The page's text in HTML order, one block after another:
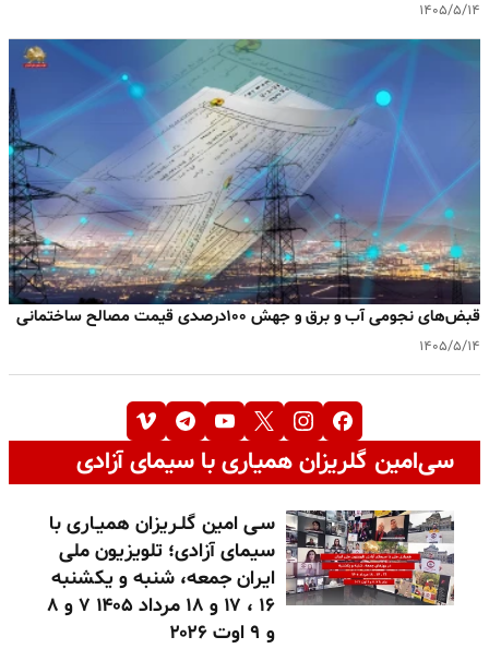
۱۴۰۵/۵/۱۴
قبض‌های نجومی آب و برق و جهش ۱۰۰درصدی قیمت مصالح ساختمانی
۱۴۰۵/۵/۱۴
سی‌امین گلریزان همیاری با سیمای آزادی
سـی امین گلـریزان همیـاری با
سیمای آزادی؛ تلویزیون ملی
ایران جمعه، شنبه و یکشنبه
۱۶ ، ۱۷ و ۱۸ مرداد ۱۴۰۵ ۷ و ۸
و ۹ اوت ۲۰۲۶